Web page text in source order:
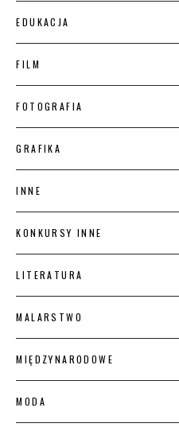
EDUKACJA
FILM
FOTOGRAFIA
GRAFIKA
INNE
KONKURSY INNE
LITERATURA
MALARSTWO
MIĘDZYNARODOWE
MODA